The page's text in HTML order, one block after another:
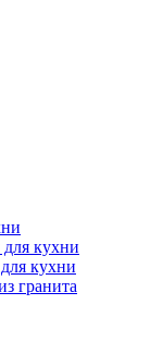
кухни
кухни
гранита